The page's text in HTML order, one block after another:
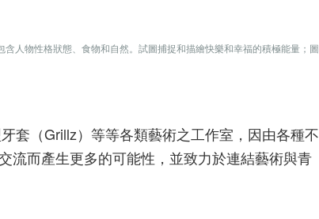
人物性格狀態、食物和自然。試圖捕捉和描繪快樂和幸福的積極能量；圖
套（Grillz）等等各類藝術之工作室，因由各種不
流而產生更多的可能性，並致力於連結藝術與青